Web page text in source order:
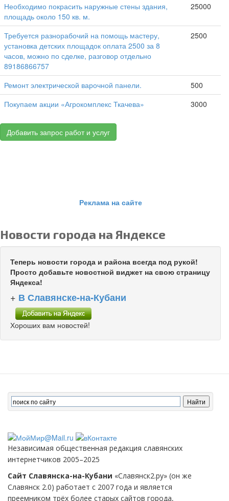
Необходимо покрасить наружные стены здания,
площадь около 150 кв. м.
25000
Требуется разнорабочий на помощь мастеру,
установка детских площадок оплата 2500 за 8
часов, можно по сделке, разговор отдельно
89186866757
2500
Ремонт электрической варочной панели.
500
Покупаем акции «Агрокомплекс Ткачева»
3000
Добавить запрос работ и услуг
Реклама на сайте
Новости города на Яндексе
Теперь новости города и района всегда под рукой!
Просто добавьте новостной виджет на свою страницу
Яндекса!
+ В Славянске-на-Кубани
Хороших вам новостей!
Независимая общественная редакция славянских
интернетчиков 2005–2025
Сайт Славянска-на-Кубани «Славянск2.ру» (он же
Славянск 2.0) работает с 2007 года и является
преемником трёх более старых сайтов города,